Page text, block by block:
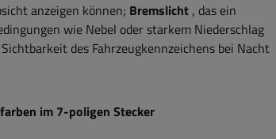
anzeigen können; Bremslicht , das ein
wie Nebel oder starkem Niederschlag
des Fahrzeugkennzeichens bei Nacht
im 7-poligen Stecker